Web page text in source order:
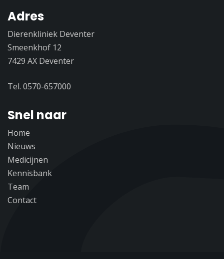
Adres
Dierenkliniek Deventer
Smeenkhof 12
7429 AX Deventer
Tel. 0570-657000
Snel naar
Home
Nieuws
Medicijnen
Kennisbank
Team
Contact